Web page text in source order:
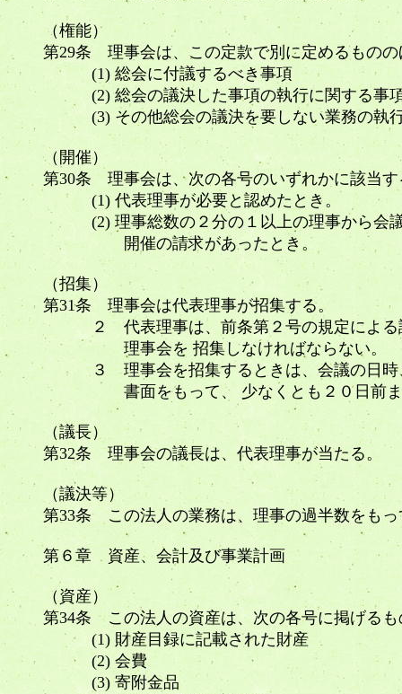
（権能）
第29条 理事会は、この定款で別に定めるもの
(1) 総会に付議するべき事項
(2) 総会の議決した事項の執行に関する
(3) その他総会の議決を要しない業務の執
（開催）
第30条 理事会は、次の各号のいずれかに該当
(1) 代表理事が必要と認めたとき。
(2) 理事総数の２分の１以上の理事から会議
開催の請求があったとき。
（招集）
第31条 理事会は代表理事が招集する。
２ 代表理事は、前条第２号の規定による請
理事会を 招集しなければならない。
３ 理事会を招集するときは、会議の日時、
書面をもって、 少なくとも２０日前ま
（議長）
第32条 理事会の議長は、代表理事が当たる。
（議決等）
第33条 この法人の業務は、理事の過半数をもっ
第６章 資産、会計及び事業計画
（資産）
第34条 この法人の資産は、次の各号に掲げる
(1) 財産目録に記載された財産
(2) 会費
(3) 寄附金品